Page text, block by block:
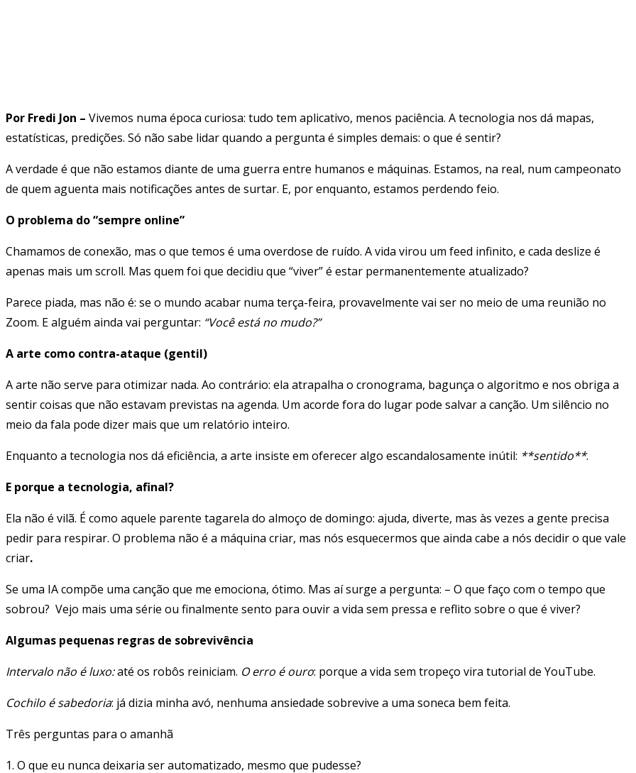
Por Fredi Jon – Vivemos numa época curiosa: tudo tem aplicativo, menos paciência. A tecnologia nos dá mapas,
estatísticas, predições. Só não sabe lidar quando a pergunta é simples demais: o que é sentir?
A verdade é que não estamos diante de uma guerra entre humanos e máquinas. Estamos, na real, num campeonato
de quem aguenta mais notificações antes de surtar. E, por enquanto, estamos perdendo feio.
O problema do “sempre online”
Chamamos de conexão, mas o que temos é uma overdose de ruído. A vida virou um feed infinito, e cada deslize é
apenas mais um scroll. Mas quem foi que decidiu que “viver” é estar permanentemente atualizado?
Parece piada, mas não é: se o mundo acabar numa terça-feira, provavelmente vai ser no meio de uma reunião no
Zoom. E alguém ainda vai perguntar: “Você está no mudo?”
A arte como contra-ataque (gentil)
A arte não serve para otimizar nada. Ao contrário: ela atrapalha o cronograma, bagunça o algoritmo e nos obriga a
sentir coisas que não estavam previstas na agenda. Um acorde fora do lugar pode salvar a canção. Um silêncio no
meio da fala pode dizer mais que um relatório inteiro.
Enquanto a tecnologia nos dá eficiência, a arte insiste em oferecer algo escandalosamente inútil: **sentido**.
E porque a tecnologia, afinal?
Ela não é vilã. É como aquele parente tagarela do almoço de domingo: ajuda, diverte, mas às vezes a gente precisa
pedir para respirar. O problema não é a máquina criar, mas nós esquecermos que ainda cabe a nós decidir o que vale
criar.
Se uma IA compõe uma canção que me emociona, ótimo. Mas aí surge a pergunta: – O que faço com o tempo que
sobrou? Vejo mais uma série ou finalmente sento para ouvir a vida sem pressa e reflito sobre o que é viver?
Algumas pequenas regras de sobrevivência
Intervalo não é luxo:até os robôs reiniciam. O erro é ouro: porque a vida sem tropeço vira tutorial de YouTube.
Cochilo é sabedoria: já dizia minha avó, nenhuma ansiedade sobrevive a uma soneca bem feita.
Três perguntas para o amanhã
1. O que eu nunca deixaria ser automatizado, mesmo que pudesse?